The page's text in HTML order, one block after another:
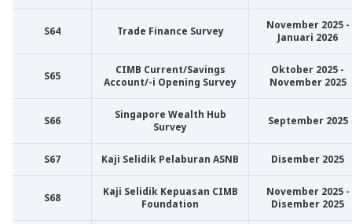
S64 Trade Finance Survey
November 2025 -
Januari 2026
S65
CIMB Current/Savings
Account/-i Opening Survey
Oktober 2025 -
November 2025
S66
Singapore Wealth Hub
Survey
September 2025
S67 Kaji Selidik Pelaburan ASNB Disember 2025
S68
Kaji Selidik Kepuasan CIMB
Foundation
November 2025 -
Disember 2025